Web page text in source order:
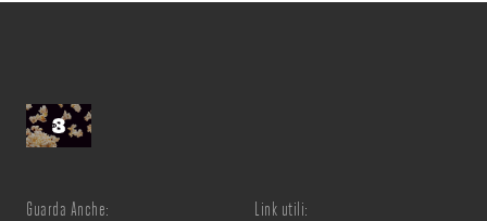
Guarda Anche:
Link utili: